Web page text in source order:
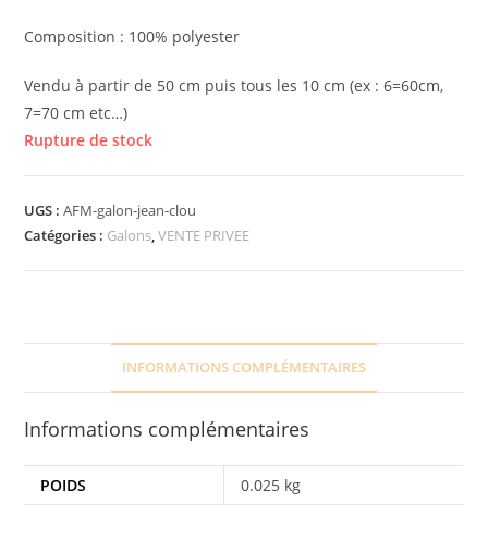
Composition : 100% polyester
Vendu à partir de 50 cm puis tous les 10 cm (ex : 6=60cm,
7=70 cm etc…)
Rupture de stock
UGS :AFM-galon-jean-clou
Catégories : Galons,VENTE PRIVEE
INFORMATIONS COMPLÉMENTAIRES
Informations complémentaires
POIDS 0.025 kg